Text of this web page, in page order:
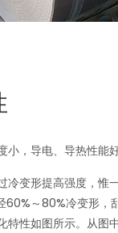
小，导电、导热性能
冷变形提高强度，
～80%冷变形，
特性如图所示。从